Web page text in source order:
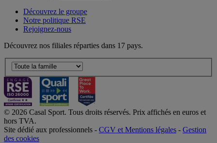
Découvrez le groupe
Notre politique RSE
Rejoignez-nous
Découvrez nos filiales réparties dans 17 pays.
© 2026 Casal Sport. Tous droits réservés. Prix affichés en euros et
hors TVA.
Site dédié aux professionnels - CGV et Mentions légales - Gestion
des cookies